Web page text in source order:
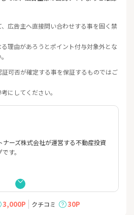
広告主へ直接問い合わせする事を固く禁
理由があろうとポイント付与対象外とな
可否が確定する事を保証するものではご
にしてください。
ナーズ株式会社が運営する不動産投資
す。
少額で不動産投資の体験ができます。
人のオーナー様向けに提供してきた当
3,000P クチコミ 30P